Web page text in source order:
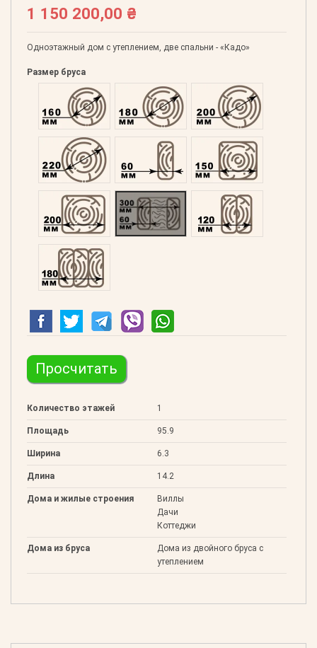
1 150 200,00 ₴
Одноэтажный дом с утеплением, две спальни - «Кадо»
Размер бруса
Оцилиндрованний 160Оцилиндрованний 180Оцилиндрованний
Оцилиндрованний 220Профилированний 60Профилированний
Профилированний 200Двойной 300 Клееный 120
Клееный 180
Просчитать
Количество этажей 1
Площадь 95.9
Ширина 6.3
Длина 14.2
Дома и жилые строения
Виллы
Дачи
Коттеджи
Дома из бруса
Дома из двойного бруса с
утеплением